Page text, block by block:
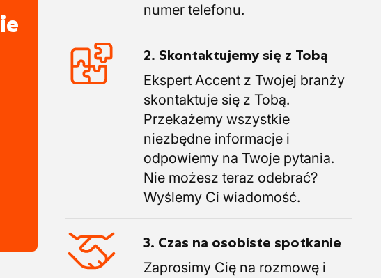
korzyści
pracy lub 100% zwrotu za
i trenera
organizacji
numer telefonu.
2. Skontaktujemy się z Tobą
Ekspert Accent z Twojej branży
skontaktuje się z Tobą.
Przekażemy wszystkie
niezbędne informacje i
odpowiemy na Twoje pytania.
Nie możesz teraz odebrać?
Wyślemy Ci wiadomość.
3. Czas na osobiste spotkanie
Zaprosimy Cię na rozmowę i